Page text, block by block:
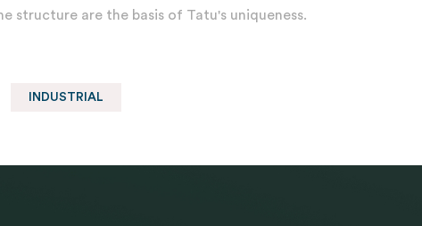
structure are the basis of Tatu's uniqueness.
INDUSTRIAL